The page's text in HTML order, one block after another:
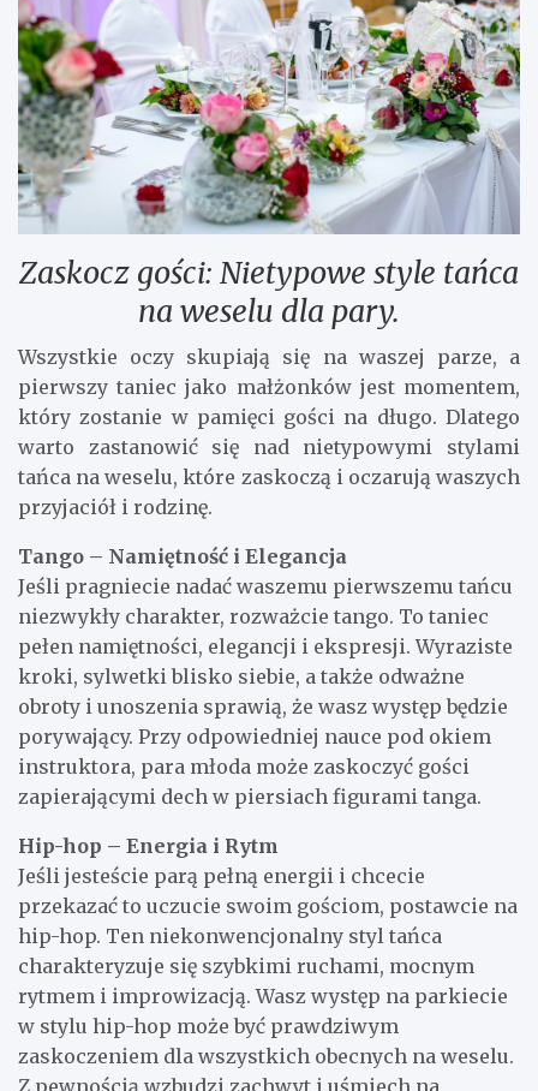
Zaskocz gości: Nietypowe style tańca
na weselu dla pary.
Wszystkie oczy skupiają się na waszej parze, a
pierwszy taniec jako małżonków jest momentem,
który zostanie w pamięci gości na długo. Dlatego
warto zastanowić się nad nietypowymi stylami
tańca na weselu, które zaskoczą i oczarują waszych
przyjaciół i rodzinę.
Tango – Namiętność i Elegancja
Jeśli pragniecie nadać waszemu pierwszemu tańcu
niezwykły charakter, rozważcie tango. To taniec
pełen namiętności, elegancji i ekspresji. Wyraziste
kroki, sylwetki blisko siebie, a także odważne
obroty i unoszenia sprawią, że wasz występ będzie
porywający. Przy odpowiedniej nauce pod okiem
instruktora, para młoda może zaskoczyć gości
zapierającymi dech w piersiach figurami tanga.
Hip-hop – Energia i Rytm
Jeśli jesteście parą pełną energii i chcecie
przekazać to uczucie swoim gościom, postawcie na
hip-hop. Ten niekonwencjonalny styl tańca
charakteryzuje się szybkimi ruchami, mocnym
rytmem i improwizacją. Wasz występ na parkiecie
w stylu hip-hop może być prawdziwym
zaskoczeniem dla wszystkich obecnych na weselu.
Z pewnością wzbudzi zachwyt i uśmiech na